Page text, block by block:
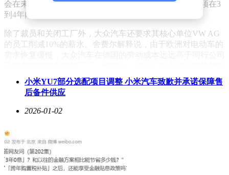
会在未来的竞争中处于不利地位。因此，他呼吁公司必须在3
到4年内完成重组，以确保公司的长期竞争力。
除了裁员和关闭工厂外，大众汽车还要求其核心单位VW AG
的员工削减10%的薪水。舍费尔解释说，由于欧洲对电动车的
减成本的重要原因之一。
尽管大众汽车已经通过节省措施取得了大约75亿欧元的利润增
长，但舍费尔表示，公司仍需再节省40亿欧元（折合人民币约
厂，还包括零部件厂。
小米YU7部分选配项目调整 小米汽车致歉并承诺保障售
后备件供应
2026-01-02